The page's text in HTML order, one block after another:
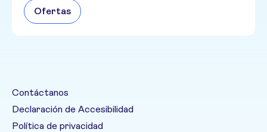
Ofertas
Contáctanos
Declaración de Accesibilidad
Política de privacidad